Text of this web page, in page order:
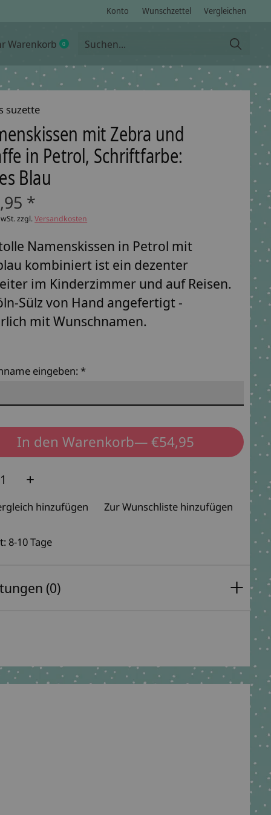
Konto Wunschzettel Vergleichen
Warenkorb 0items
suzette
mit Zebra und
in Petrol, Schriftfarbe:
Blau
*
zzgl.Versandkosten
Namenskissen in Petrol mit
kombiniert ist ein dezenter
im Kinderzimmer und auf Reisen.
Sülz von Hand angefertigt -
mit Wunschnamen.
eingeben:*
In den Warenkorb
— €54,95
hinzufügen Zur Wunschliste hinzufügen
8-10 Tage
(0)